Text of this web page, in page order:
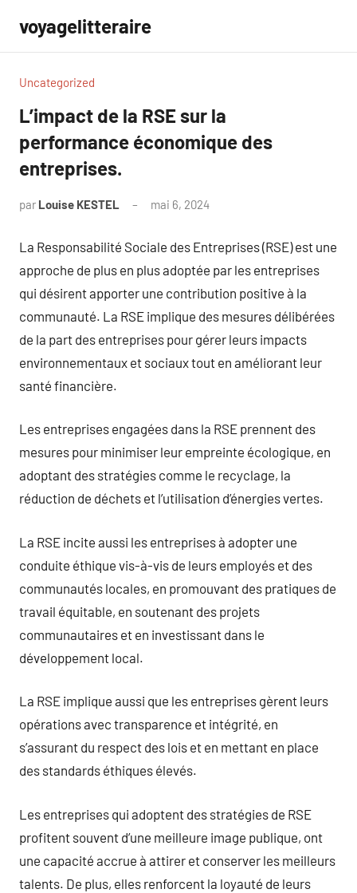
contenu
voyagelitteraire
Uncategorized
L’impact de la RSE sur la
performance économique des
entreprises.
par Louise KESTEL mai 6, 2024
La Responsabilité Sociale des Entreprises (RSE) est une
approche de plus en plus adoptée par les entreprises
qui désirent apporter une contribution positive à la
communauté. La RSE implique des mesures délibérées
de la part des entreprises pour gérer leurs impacts
environnementaux et sociaux tout en améliorant leur
santé financière.
Les entreprises engagées dans la RSE prennent des
mesures pour minimiser leur empreinte écologique, en
adoptant des stratégies comme le recyclage, la
réduction de déchets et l’utilisation d’énergies vertes.
La RSE incite aussi les entreprises à adopter une
conduite éthique vis-à-vis de leurs employés et des
communautés locales, en promouvant des pratiques de
travail équitable, en soutenant des projets
communautaires et en investissant dans le
développement local.
La RSE implique aussi que les entreprises gèrent leurs
opérations avec transparence et intégrité, en
s’assurant du respect des lois et en mettant en place
des standards éthiques élevés.
Les entreprises qui adoptent des stratégies de RSE
profitent souvent d’une meilleure image publique, ont
une capacité accrue à attirer et conserver les meilleurs
talents. De plus, elles renforcent la loyauté de leurs